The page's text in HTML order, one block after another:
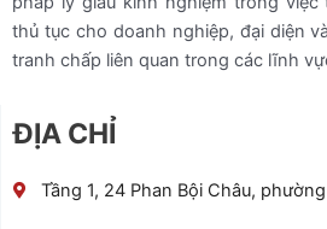
thủ tục cho doanh nghiệp, đại diện
tranh chấp liên quan trong các lĩnh
ĐỊA CHỈ
Tầng 1, 24 Phan Bội Châu,